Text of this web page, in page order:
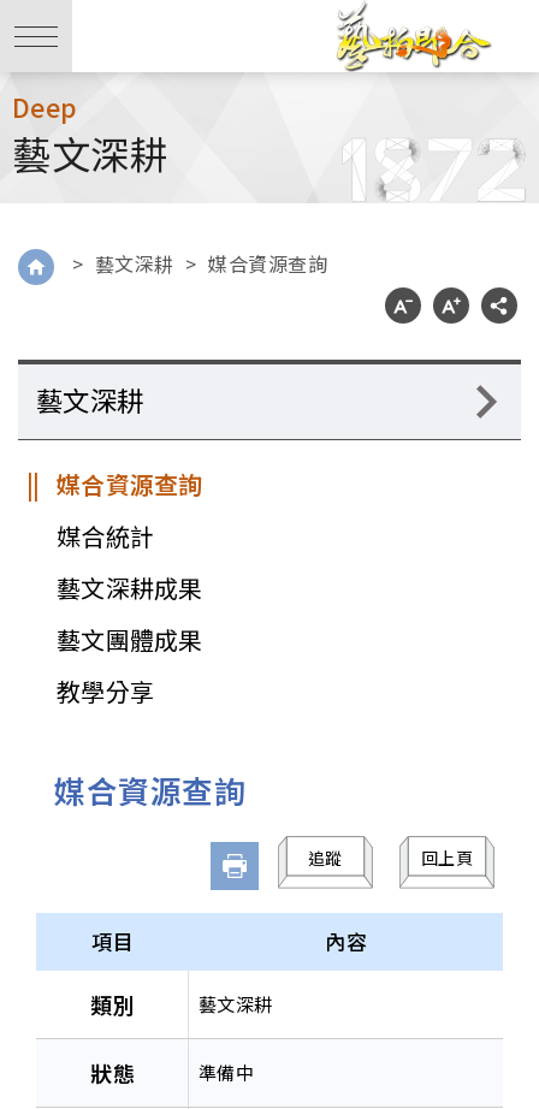
Deep
藝文深耕
> 藝文深耕 > 媒合資源查詢
藝文深耕
媒合資源查詢
媒合統計
藝文深耕成果
藝文團體成果
教學分享
媒合資源查詢
追蹤 回上頁
項目 內容
類別 藝文深耕
狀態 準備中